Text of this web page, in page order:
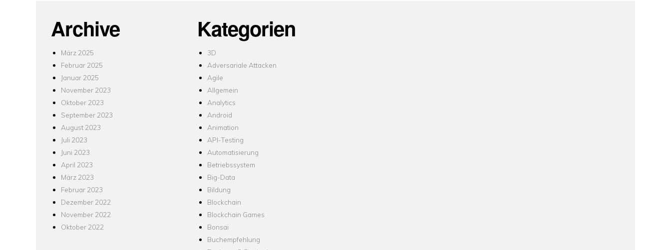
Archive
März 2025
Februar 2025
Januar 2025
November 2023
Oktober 2023
September 2023
August 2023
Juli 2023
Juni 2023
April 2023
März 2023
Februar 2023
Dezember 2022
November 2022
Oktober 2022
Kategorien
3D
Adversariale Attacken
Agile
Allgemein
Analytics
Android
Animation
API-Testing
Automatisierung
Betriebssystem
Big-Data
Bildung
Blockchain
Blockchain Games
Bonsai
Buchempfehlung